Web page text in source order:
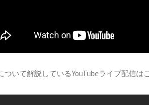
ついて解説しているYouTubeライブ配信は